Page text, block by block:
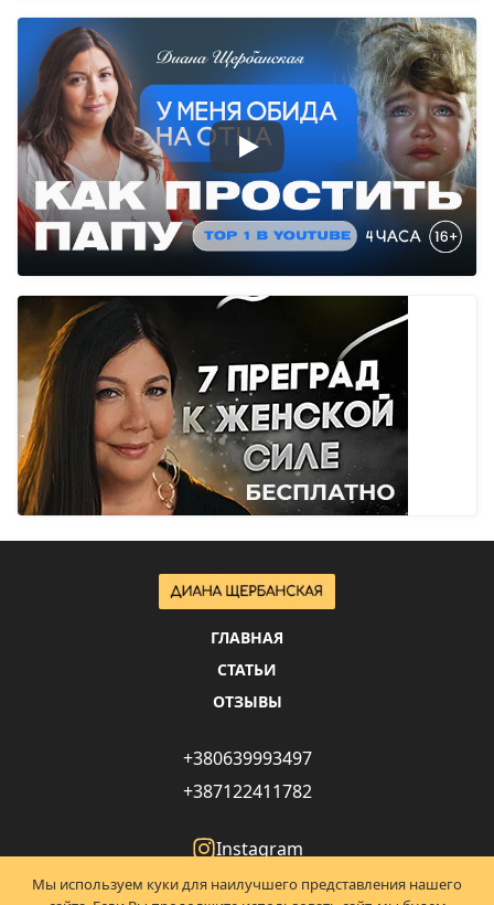
ГЛАВНАЯ
СТАТЬИ
ОТЗЫВЫ
+380639993497
+387122411782
Instagram
YouTube
Мы используем куки для наилучшего представления нашего